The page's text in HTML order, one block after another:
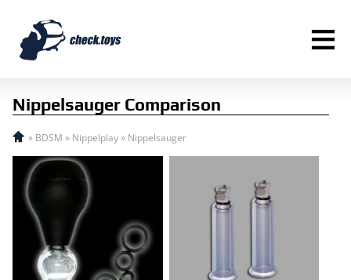
≡
Nippelsauger Comparison
» BDSM » Nippelplay» Nippelsauger